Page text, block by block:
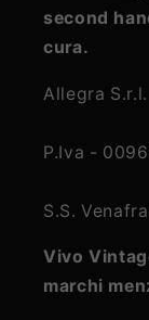
second
cura.
Allegra S.r.l.
P.Iva -
S.S.
Vivo
marchi